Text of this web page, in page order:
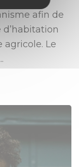
afin de
agricole. Le